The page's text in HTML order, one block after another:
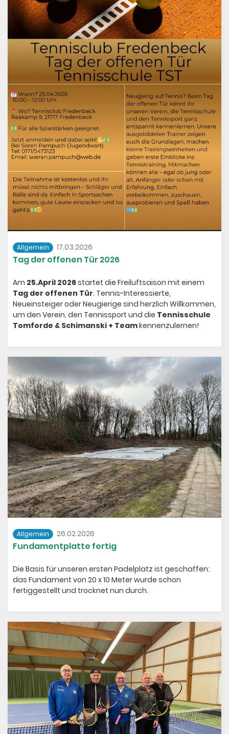
Allgemein 17.03.2026
Tag der offenen Tür 2026
Am 25.April 2026startet die Freiluftsaison mit einem
Tag der offenen Tür. Tennis-Interessierte,
Neueinsteiger oder Neugierige sind herzlich Willkommen,
um den Verein, den Tennissport und die Tennisschule
Tomforde & Schimanski + Teamkennenzulernen!
Allgemein 26.02.2026
Fundamentplatte fertig
Die Basis für unseren ersten Padelplatz ist geschaffen:
das Fundament von 20 x 10 Meter wurde schon
fertiggestellt und trocknet nun durch.